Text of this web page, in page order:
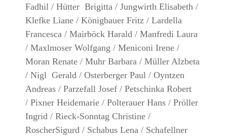
Fadhil / Hütter Brigitta / Jungwirth Elisabeth /
Klefke Liane / Königbauer Fritz / Lardella
Francesca / Mairböck Harald / Manfredi Laura
/ Maxlmoser Wolfgang / Meniconi Irene /
Moran Renate / Muhr Barbara / Müller Alzbeta
/ Nigl Gerald / Osterberger Paul / Oyntzen
Andreas / Parzefall Josef / Petschinka Robert
/ Pixner Heidemarie / Polterauer Hans / Pröller
Ingrid / Rieck-Sonntag Christine /
RoscherSigurd / Schabus Lena / Schafellner